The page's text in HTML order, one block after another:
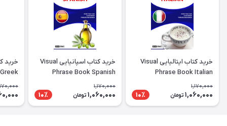
خرید کتاب ایتالیایی Visual
Phrase Book Italian
1,170,000
1,060,000 تومان 10٪
خرید کتاب اسپانیایی Visual
Phrase Book Spanish
1,170,000
1,060,000 تومان 10٪